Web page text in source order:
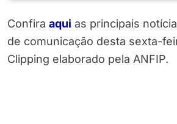
Confira aqui as principais
de comunicação desta sexta-
Clipping elaborado pela ANFIP.